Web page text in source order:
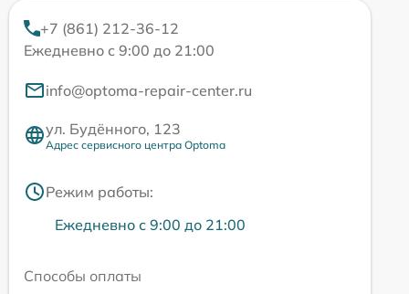
+7 (861) 212-36-12
Ежедневно с 9:00 до 21:00
info@optoma-repair-center.ru
ул. Будённого, 123
Адрес сервисного центра Optoma
Режим работы:
Ежедневно с 9:00 до 21:00
Способы оплаты